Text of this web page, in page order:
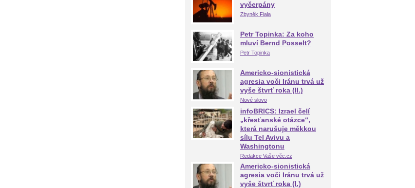
vyčerpány
Zbyněk Fiala
Petr Topinka: Za koho
mluví Bernd Posselt?
Petr Topinka
Americko-sionistická
agresia voči Iránu trvá už
vyše štvrť roka (II.)
Nové slovo
infoBRICS: Izrael čelí
„křesťanské otázce“,
která narušuje měkkou
sílu Tel Avivu a
Washingtonu
Redakce Vaše věc.cz
Americko-sionistická
agresia voči Iránu trvá už
vyše štvrť roka (I.)